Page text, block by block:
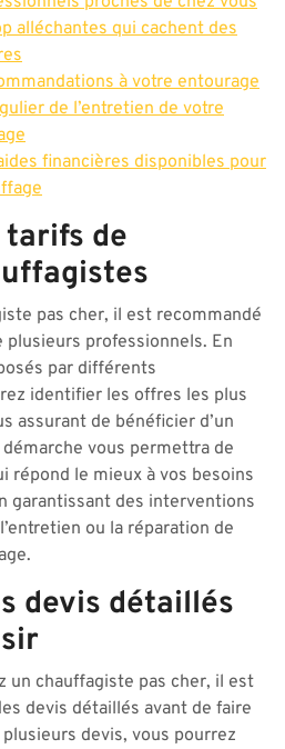
alléchantes qui cachent des
à votre entourage
de l’entretien de votre
financières disponibles pour
tarifs de
pas cher, il est recommandé
professionnels. En
par différents
identifier les offres les plus
assurant de bénéficier d’un
vous permettra de
répond le mieux à vos besoins
garantissant des interventions
ou la réparation de
devis détaillés
un chauffagiste pas cher, il est
devis détaillés avant de faire
devis, vous pourrez